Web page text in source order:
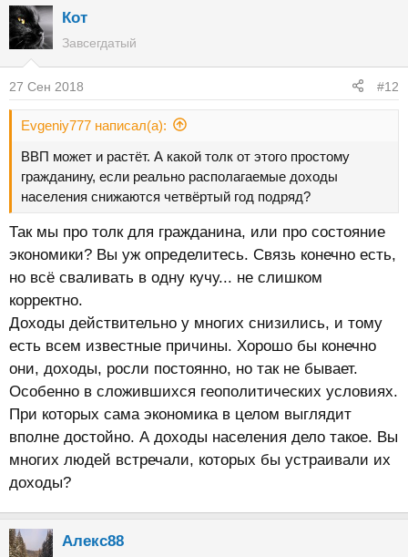
Кот
Завсегдатый
27 Сен 2018 #12
Evgeniy777 написал(а):
ВВП может и растёт. А какой толк от этого простому
гражданину, если реально располагаемые доходы
населения снижаются четвёртый год подряд?
Так мы про толк для гражданина, или про состояние
экономики? Вы уж определитесь. Связь конечно есть,
но всё сваливать в одну кучу... не слишком
корректно.
Доходы действительно у многих снизились, и тому
есть всем известные причины. Хорошо бы конечно
они, доходы, росли постоянно, но так не бывает.
Особенно в сложившихся геополитических условиях.
При которых сама экономика в целом выглядит
вполне достойно. А доходы населения дело такое. Вы
многих людей встречали, которых бы устраивали их
доходы?
Алекс88